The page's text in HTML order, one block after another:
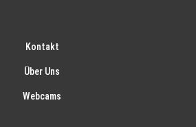
Kontakt
Über Uns
Webcams